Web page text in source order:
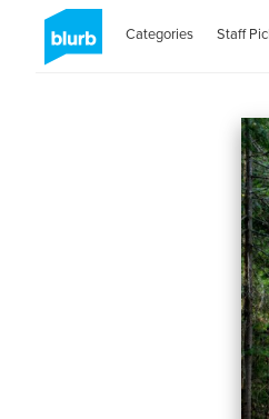
Categories Staff